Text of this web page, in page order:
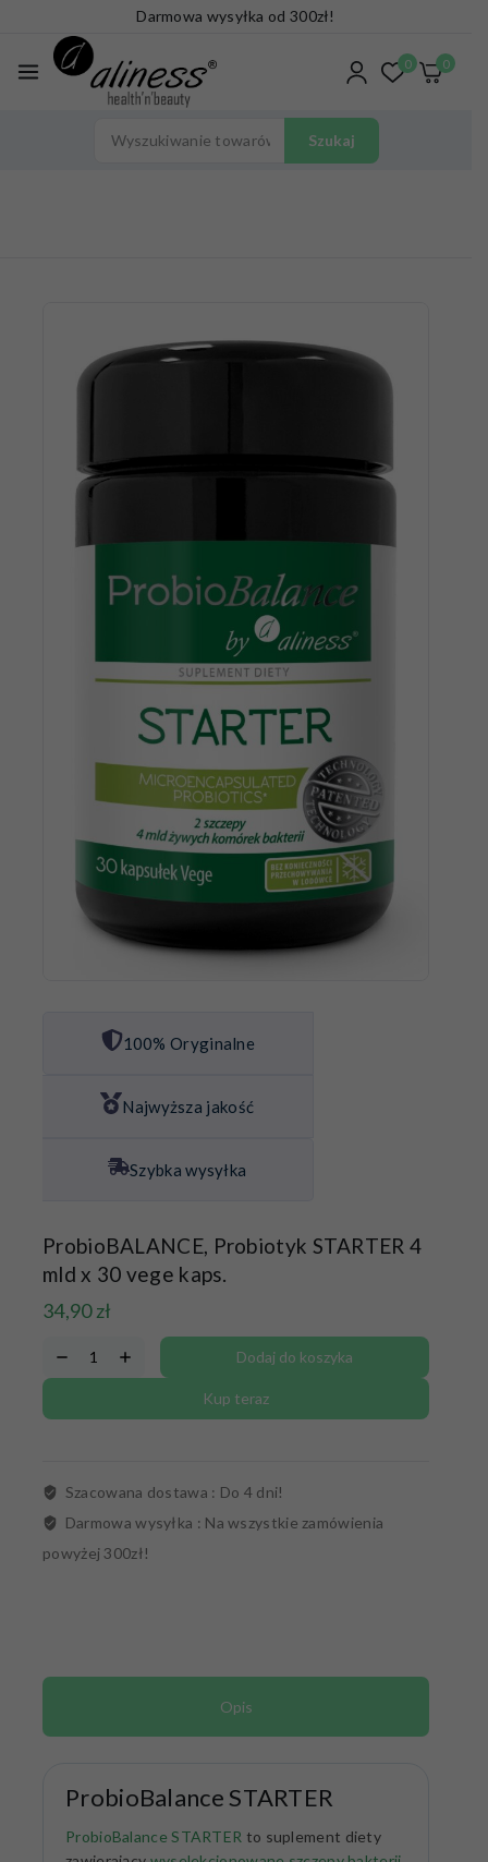
Darmowa wysyłka od 300zł!
0 0
Szukaj
100% Oryginalne
Najwyższa jakość
Szybka wysyłka
ProbioBALANCE, Probiotyk STARTER 4
mld x 30 vege kaps.
34,90zł
Dodaj do koszyka
Kup teraz
Szacowana dostawa : Do 4 dni!
Darmowa wysyłka : Na wszystkie zamówienia
powyżej 300zł!
Opis
ProbioBalance STARTER
ProbioBalance STARTER to suplement diety